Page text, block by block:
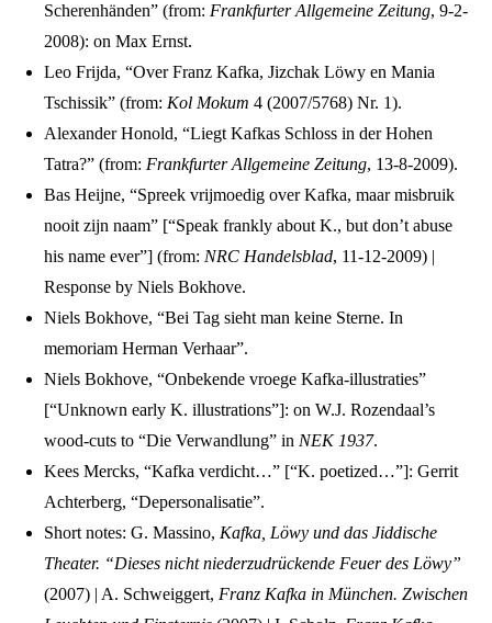
Scherenhänden” (from: Frankfurter Allgemeine Zeitung, 9-2-
2008): on Max Ernst.
Leo Frijda, “Over Franz Kafka, Jizchak Löwy en Mania
Tschissik” (from: Kol Mokum 4 (2007/5768) Nr. 1).
Alexander Honold, “Liegt Kafkas Schloss in der Hohen
Tatra?” (from: Frankfurter Allgemeine Zeitung, 13-8-2009).
Bas Heijne, “Spreek vrijmoedig over Kafka, maar misbruik
nooit zijn naam” [“Speak frankly about K., but don’t abuse
his name ever”] (from: NRC Handelsblad, 11-12-2009) |
Response by Niels Bokhove.
Niels Bokhove, “Bei Tag sieht man keine Sterne. In
memoriam Herman Verhaar”.
Niels Bokhove, “Onbekende vroege Kafka-illustraties”
[“Unknown early K. illustrations”]: on W.J. Rozendaal’s
wood-cuts to “Die Verwandlung” in NEK 1937.
Kees Mercks, “Kafka verdicht…” [“K. poetized…”]: Gerrit
Achterberg, “Depersonalisatie”.
Short notes: G. Massino, Kafka, Löwy und das Jiddische
Theater. “Dieses nicht niederzudrückende Feuer des Löwy”
(2007) | A. Schweiggert, Franz Kafka in München. Zwischen